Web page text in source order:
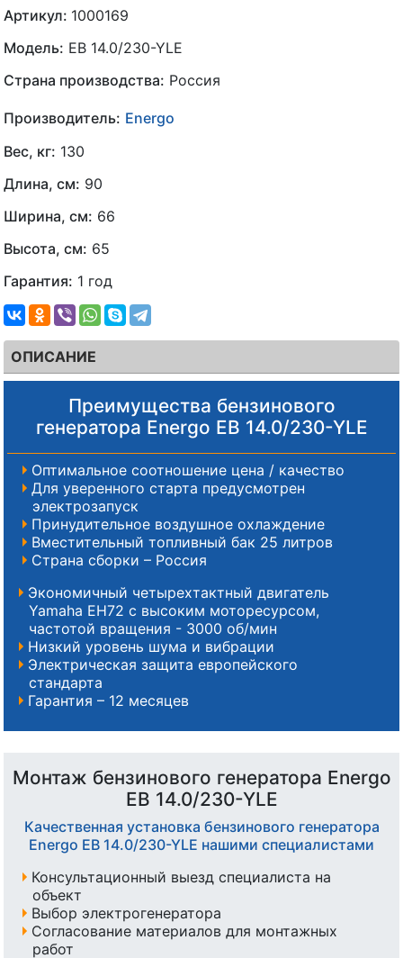
Артикул: 1000169
Модель: EB 14.0/230-YLE
Страна производства: Россия
Производитель: Energo
Вес, кг: 130
Длина, см: 90
Ширина, см: 66
Высота, см: 65
Гарантия: 1 год
ОПИСАНИЕ
Преимущества бензинового
генератора Energo EB 14.0/230-YLE
Оптимальное соотношение цена / качество
Для уверенного старта предусмотрен
электрозапуск
Принудительное воздушное охлаждение
Вместительный топливный бак 25 литров
Страна сборки – Россия
Экономичный четырехтактный двигатель
Yamaha EH72 с высоким моторесурсом,
частотой вращения - 3000 об/мин
Низкий уровень шума и вибрации
Электрическая защита европейского
стандарта
Гарантия – 12 месяцев
Монтаж бензинового генератора Energo
EB 14.0/230-YLE
Качественная установка бензинового генератора
Energo EB 14.0/230-YLE нашими специалистами
Консультационный выезд специалиста на
объект
Выбор электрогенератора
Согласование материалов для монтажных
работ